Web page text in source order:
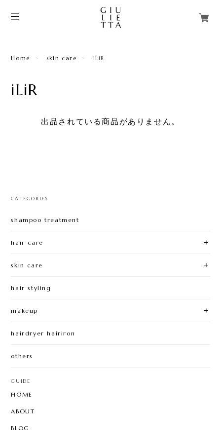
Home skin care iLiR
iLiR
出品されている商品がありません。
CATEGORIES
shampoo treatment
hair care
skin care
hair styling
makeup
hairdryer hairiron
others
GUIDE
HOME
ABOUT
BLOG